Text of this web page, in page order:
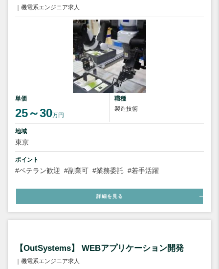
｜機電系エンジニア求人
単価
25～30万円
職種
製造技術
地域
東京
ポイント
#ベテラン歓迎 #副業可 #業務委託 #若手活躍
詳細を見る
【OutSystems】 WEBアプリケーション開発
｜機電系エンジニア求人